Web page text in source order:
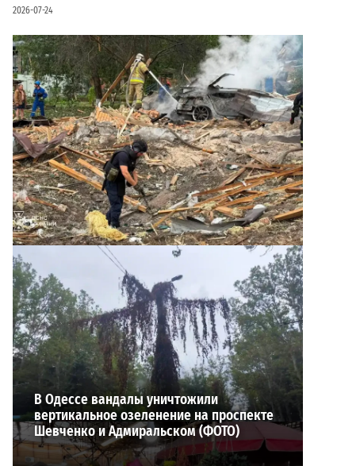
2026-07-24
Ракетный удар по полигону на Киевщине:
погибли 10 человек, сотня раненых
2
2026-07-24
ВИБОР РЕДАКЦИИ
В Одессе вандалы уничтожили
вертикальное озеленение на проспекте
Шевченко и Адмиральском (ФОТО)